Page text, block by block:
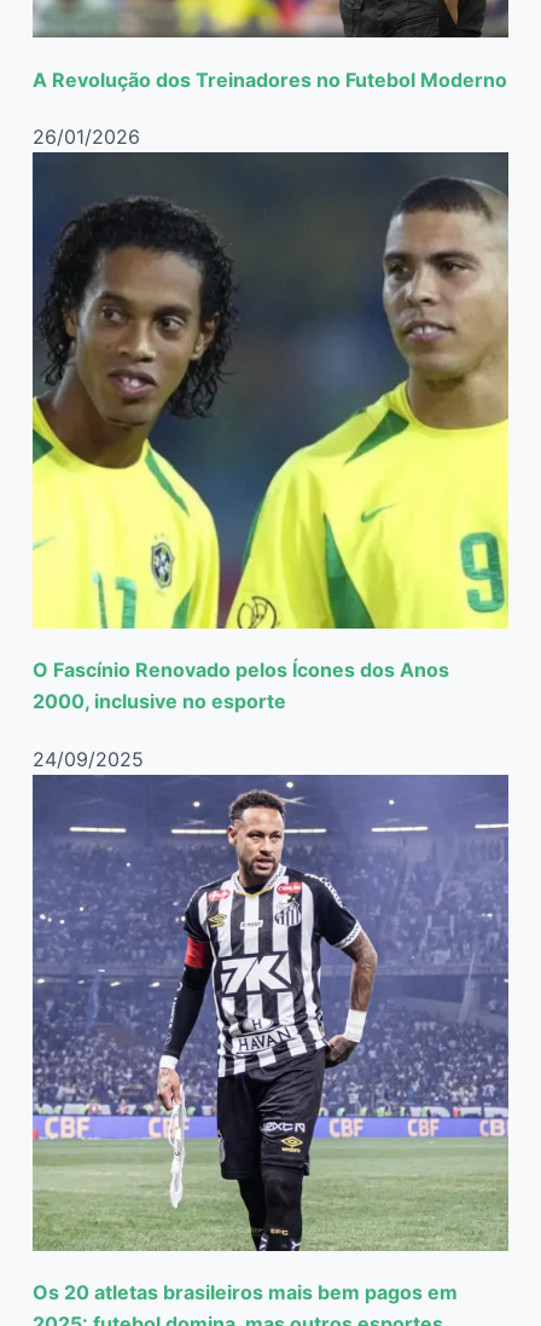
A Revolução dos Treinadores no Futebol Moderno
26/01/2026
O Fascínio Renovado pelos Ícones dos Anos
2000, inclusive no esporte
24/09/2025
Os 20 atletas brasileiros mais bem pagos em